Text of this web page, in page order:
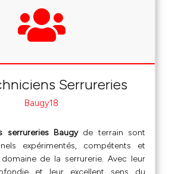
Serrureries
Baugy18
serrureries Baugyde terrain sont
expérimentés, compétents et
de la serrurerie. Avec leur
et leur excellent sens du